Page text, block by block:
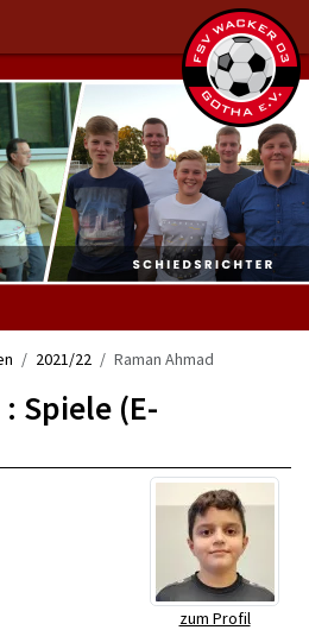
2021/22 Raman Ahmad
Spiele (E-
zum Profil